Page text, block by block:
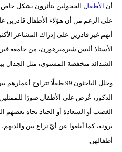
أن الأطفال الخجولين يتأثرون بشكل
على الرغم من أن هؤلاء الأطفال قادرين
أنهم غير قادرين على إدراك المشاعر
الأستاذ أليس شيرميرهورن، من جامعة
الشدائد منخفضة المستوى، مثل الجدال
الذكور، عُرض على الأطفال صورًا
الغضب أو السعادة أو الحياد تجاه
يرونه، كما أبلغوا عن أيّ نزاع بين
أطفالهن.